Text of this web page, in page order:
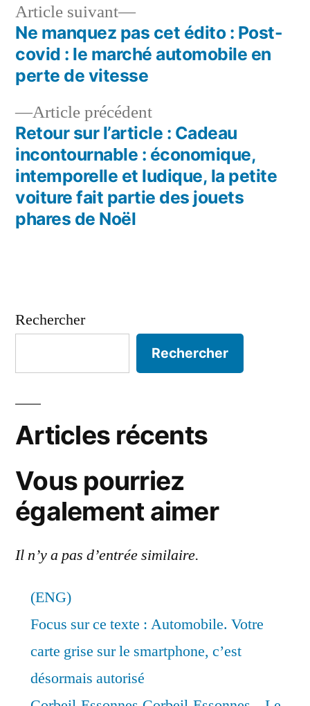
Navigation
de
l’article
Article précédentArticle
précédent :
Retour sur l’article : Cadeau
incontournable : économique,
intemporelle et ludique, la petite
voiture fait partie des jouets
phares de Noël
Article suivant
Article
suivant :
Ne manquez pas cet édito : Post-
covid : le marché automobile en
perte de vitesse
Rechercher
Rechercher
Articles récents
Vous pourriez
également aimer
Il n’y a pas d’entrée similaire.
(ENG)
Focus sur ce texte : Automobile. Votre
carte grise sur le smartphone, c’est
désormais autorisé